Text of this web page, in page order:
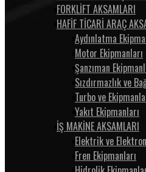
FORKLİFT AKSAMLARI
HAFİF TİCARİ ARAÇ
Aydınlatma
Motor Ekipmanları
Şanzıman
Sızdırmazlık ve
Turbo ve
Yakıt Ekipmanları
İŞ MAKİNE AKSAMLARI
Elektrik ve
Fren Ekipmanları